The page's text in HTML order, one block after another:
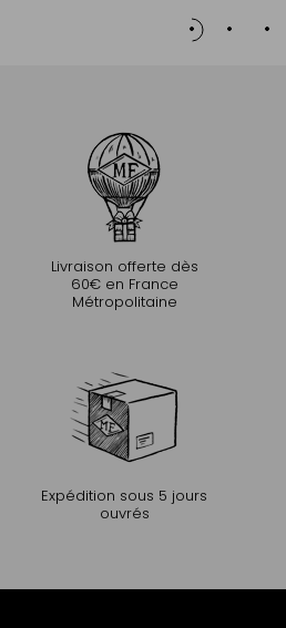
Livraison offerte dès
60€ en France
Métropolitaine
Expédition sous 5 jours
ouvrés